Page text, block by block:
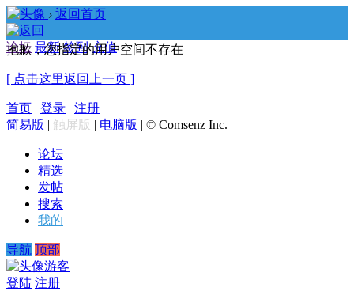
› 返回首页
论坛 最新 签到 充值
抱歉，您指定的用户空间不存在
[ 点击这里返回上一页 ]
首页 | 登录 | 注册
简易版 | 触屏版 | 电脑版 | © Comsenz Inc.
论坛
精选
发帖
搜索
我的
导航 顶部
游客
登陆 注册